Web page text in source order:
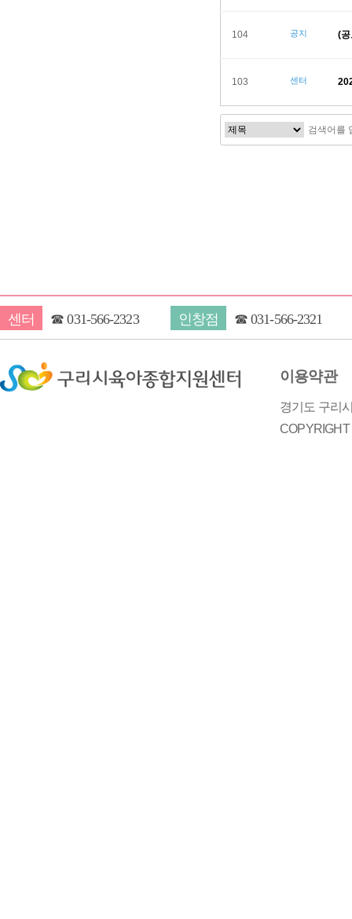
104 공지 (
103 센터
센터 ☎031-566-2323 인창점 ☎031-566-2321
이용약관
경기도 구리